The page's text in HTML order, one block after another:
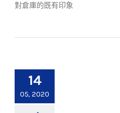
對倉庫的既有印象
14
05, 2020